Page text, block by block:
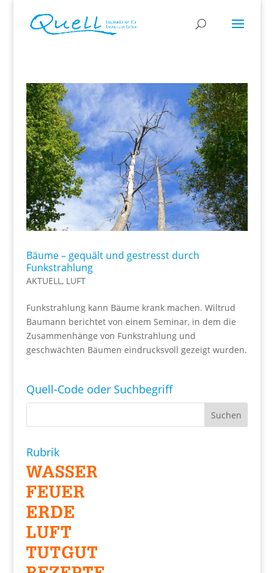
Bäume – gequält und gestresst durch
Funkstrahlung
AKTUELL, LUFT
Funkstrahlung kann Bäume krank machen. Wiltrud
Baumann berichtet von einem Seminar, in dem die
Zusammenhänge von Funkstrahlung und
geschwächten Bäumen eindrucksvoll gezeigt wurden.
Quell-Code oder Suchbegriff
Rubrik